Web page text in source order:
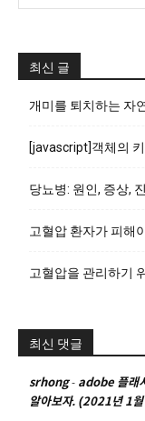
최신 글
개미를 퇴치하는 자
[javascript]객체의
당뇨병: 원인, 증상,
고혈압 환자가 피해
고혈압을 관리하기
최신 댓글
srhong- adobe 플래
알아보자. (2021년 1